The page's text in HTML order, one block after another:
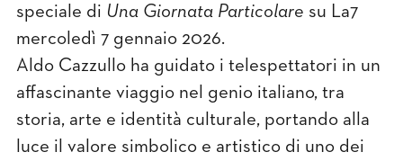
speciale di Una Giornata Particolare su La7
mercoledì 7 gennaio 2026.
Aldo Cazzullo ha guidato i telespettatori in un
affascinante viaggio nel genio italiano, tra
storia, arte e identità culturale, portando alla
luce il valore simbolico e artistico di uno dei